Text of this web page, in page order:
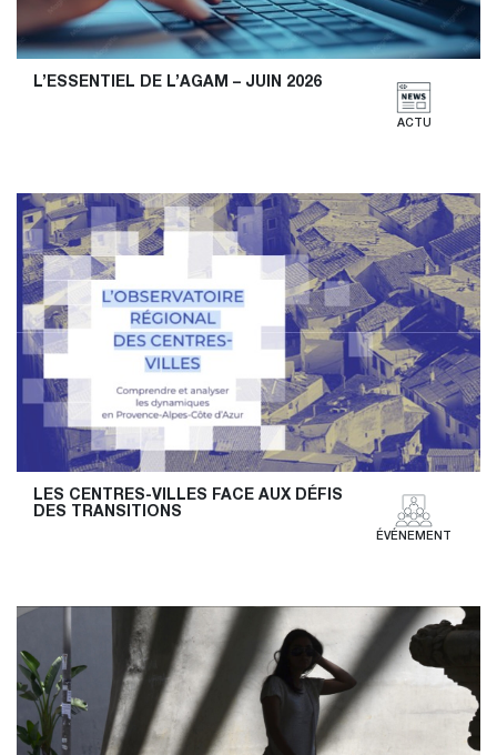
L’ESSENTIEL DE L’AGAM – JUIN 2026
ACTU
LES CENTRES-VILLES FACE AUX DÉFIS
DES TRANSITIONS
ÉVÉNEMENT